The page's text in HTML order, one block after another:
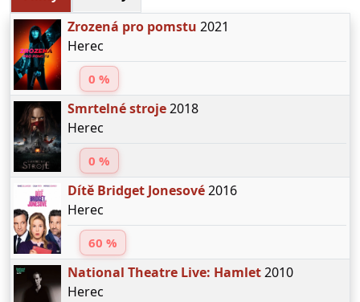
Zrozená pro pomstu 2021
Herec
0 %
Smrtelné stroje2018
Herec
0 %
Dítě Bridget Jonesové2016
Herec
60 %
National Theatre Live: Hamlet2010
Herec